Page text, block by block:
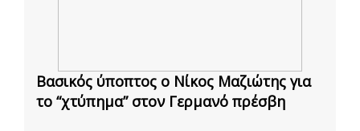
Βασικός ύποπτος ο Νίκος Μαζιώτης για
το “χτύπημα” στον Γερμανό πρέσβη